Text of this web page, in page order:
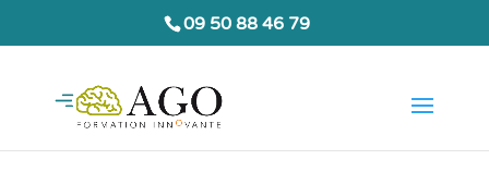
09 50 88 46 79